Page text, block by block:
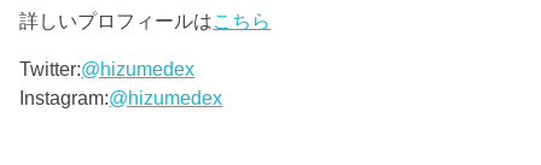
詳しいプロフィールはこちら
Twitter:@hizumedex
Instagram:@hizumedex